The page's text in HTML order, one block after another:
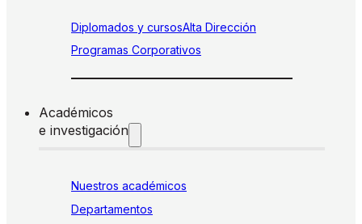
Diplomados y cursosAlta Dirección
Programas Corporativos
Académicos
e investigación
Nuestros académicos
Departamentos